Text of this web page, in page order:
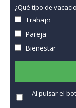
¿Qué tipo de
Trabajo
Pareja
Bienestar
Al pulsar el